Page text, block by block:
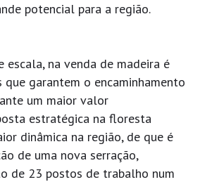
potencial para a região.
escala, na venda de madeira é
garantem o encaminhamento
um maior valor
estratégica na floresta
dinâmica na região, de que é
de uma nova serração,
de 23 postos de trabalho num